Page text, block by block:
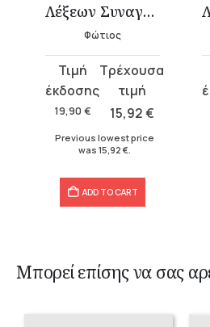
Λέξεων Συναγωγή 1 (Α-Δ)
Φώτιος
19,90 €
Original
price
was:
15,92€
Current
price
is:
Previous lowest price
was 15,92 €
ADD TO CART
Μπορεί επίσης να σας